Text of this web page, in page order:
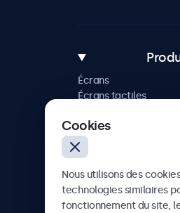
Écrans
Écrans tactiles
Solutions sur mesure
Cookies
Nous utilisons des
technologies similaires
fonctionnement du site,